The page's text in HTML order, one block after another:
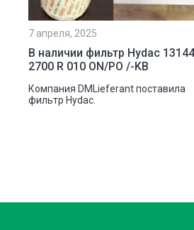
7 апреля, 2025
В наличии фильтр Hydac
2700 R 010 ON/PO /-KB
Компания DMLieferant поставила
фильтр Hydac.